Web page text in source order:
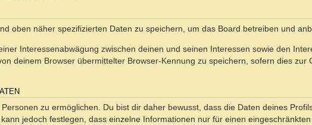
oben näher spezifizierten Daten zu speichern, um das Board betreiben und
Interessenabwägung zwischen deinen und seinen Interessen sowie den
deinem Browser übermittelter Browser-Kennung zu speichern, sofern dies zur
zu ermöglichen. Du bist dir daher bewusst, dass die Daten deines
jedoch festlegen, dass einzelne Informationen nur für einen